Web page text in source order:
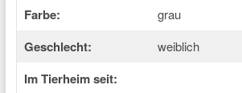
Farbe: grau
Geschlecht: weiblich
Im Tierheim seit: